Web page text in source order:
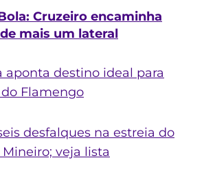
Cruzeiro encaminha
mais um lateral
aponta destino ideal para
Flamengo
desfalques na estreia do
veja lista